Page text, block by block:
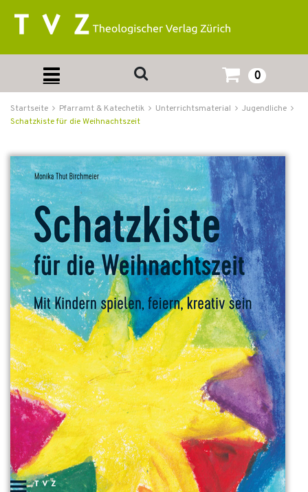
0
Startseite Pfarramt & Katechetik Unterrichtsmaterial
Jugendliche
Schatzkiste für die Weihnachtszeit